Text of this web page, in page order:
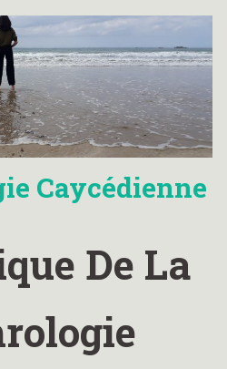
Caycédienne
De La